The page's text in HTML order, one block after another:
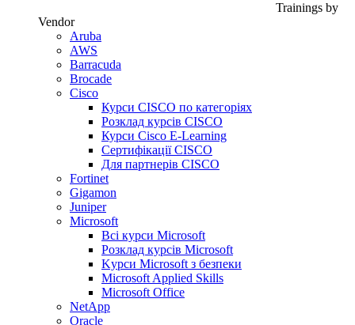
Trainings by
Vendor
Aruba
AWS
Barracuda
Brocade
Cisco
Курси CISCO по категоріях
Розклад курсів CISCO
Курси Cisco E-Learning
Сертифікації CISCO
Для партнерів CISCO
Fortinet
Gigamon
Juniper
Microsoft
Всі курси Microsoft
Розклад курсів Microsoft
Kyрси Microsoft з безпеки
Microsoft Applied Skills
Microsoft Office
NetApp
Oracle